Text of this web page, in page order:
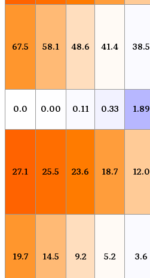
38.5
41.4
48.6
58.1
67.5
1.89
0.33
0.11
0.00
0.0
12.0
18.7
23.6
25.5
27.1
3.6
5.2
9.2
14.5
19.7